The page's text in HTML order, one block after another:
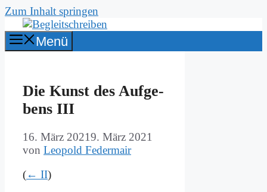
Zum Inhalt springen
Menü
Die Kunst des Auf­ge­
bens III
16. März 20219. März 2021
von Leopold Federmair
(← II)